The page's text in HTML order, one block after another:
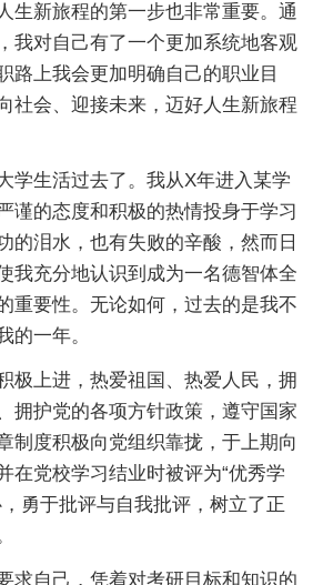
生新旅程的第一步也非常重要。通
我对自己有了一个更加系统地客观
路上我会更加明确自己的职业目
社会、迎接未来，迈好人生新旅程
学生活过去了。我从X年进入某学
谨的态度和积极的热情投身于学习
的泪水，也有失败的辛酸，然而日
我充分地认识到成为一名德智体全
重要性。无论如何，过去的是我不
的一年。
极上进，热爱祖国、热爱人民，拥
拥护党的各项方针政策，遵守国家
制度积极向党组织靠拢，于上期向
在党校学习结业时被评为“优秀学
勇于批评与自我批评，树立了正
求自己，凭着对考研目标和知识的